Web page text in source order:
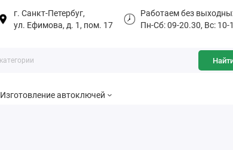
г. Санкт-Петербуг,
ул. Ефимова, д. 1, пом. 17
Работаем без
Пн-Сб: 09-20.30, Вс: 10-
Изготовление автоключей